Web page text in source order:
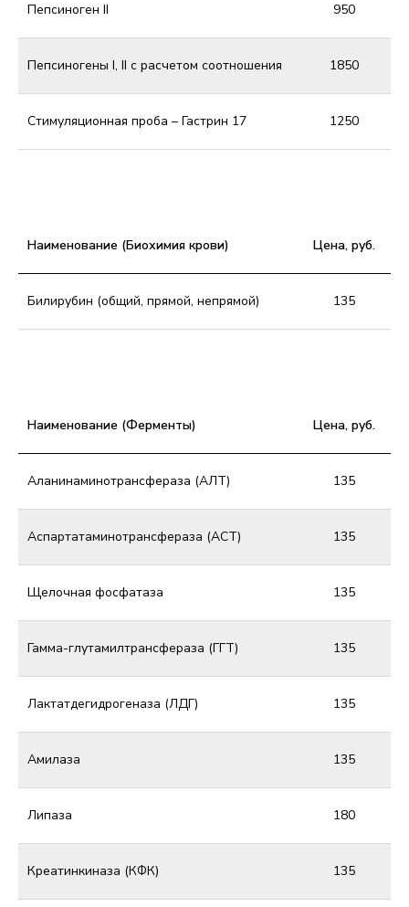
Пепсиноген II 950
Пепсиногены I, II с расчетом соотношения 1850
Стимуляционная проба – Гастрин 17 1250
Наименование (Биохимия крови) Цена, руб.
Билирубин (общий, прямой, непрямой) 135
Наименование (Ферменты) Цена, руб.
Аланинаминотрансфераза (АЛТ) 135
Аспартатаминотрансфераза (АСТ) 135
Щелочная фосфатаза 135
Гамма-глутамилтрансфераза (ГГТ) 135
Лактатдегидрогеназа (ЛДГ) 135
Амилаза 135
Липаза 180
Креатинкиназа (КФК) 135